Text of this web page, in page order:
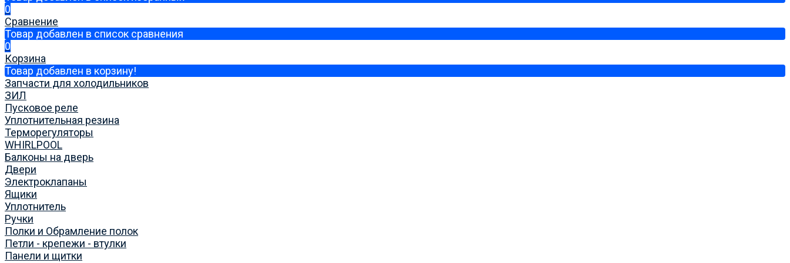
0
Сравнение
Товар добавлен в список сравнения
0
Корзина
Товар добавлен в корзину!
Запчасти для холодильников
ЗИЛ
Пусковое реле
Уплотнительная резина
Терморегуляторы
WHIRLPOOL
Балконы на дверь
Двери
Электроклапаны
Ящики
Уплотнитель
Ручки
Полки и Обрамление полок
Петли - крепежи - втулки
Панели и щитки